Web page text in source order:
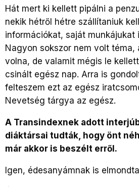
Hát mert ki kellett pipálni a
nekik hétről hétre szállítaniuk
információkat, saját munkájukat
Nagyon sokszor nem volt téma,
volna, de valamit mégis le
csinált egész nap. Arra is
felteszem ezt az egész
Nevetség tárgya az egész.
A Transindexnek adott
diáktársai tudták, hogy önt
már akkor is beszélt erről.
Igen, édesanyámnak is